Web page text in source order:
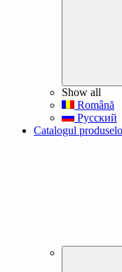
Show all
Română
Русский
Catalogul